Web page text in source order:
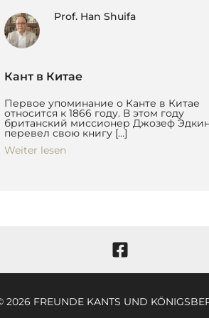
Prof. Han Shuifa
Кант в Китае
Первое упоминание о Канте в Китае
относится к 1866 году. В этом году
британский миссионер Джозеф
перевел свою книгу […]
Weiter lesen
2026 FREUNDE KANTS UND